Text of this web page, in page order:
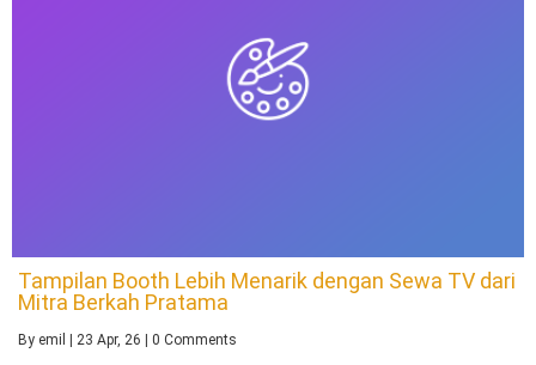
Tampilan Booth Lebih Menarik dengan Sewa TV dari
Mitra Berkah Pratama
By emil | 23 Apr, 26 | 0 Comments